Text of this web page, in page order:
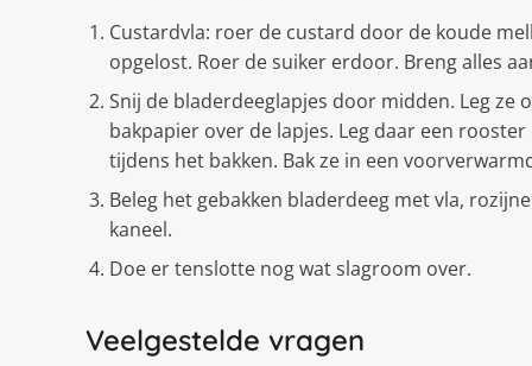
Custardvla: roer de custard door de koude
opgelost. Roer de suiker erdoor. Breng alles
Snij de bladerdeeglapjes door midden. Leg ze
bakpapier over de lapjes. Leg daar een
tijdens het bakken. Bak ze in een
Beleg het gebakken bladerdeeg met vla,
kaneel.
Doe er tenslotte nog wat slagroom over.
Veelgestelde vragen